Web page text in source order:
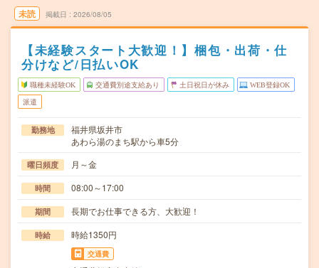
未読 掲載日 2026/08/05
【未経験スタート大歓迎！】梱包・出荷・仕
分けなど/日払いOK
職種未経験OK 交通費別途支給あり 土日祝日が休み WEB登録OK
派遣
勤務地
福井県坂井市
あわら湯のまち駅から車5分
曜日頻度 月～金
時間 08:00～17:00
期間 長期でお仕事できる方、大歓迎！
時給 時給1350円
交通費